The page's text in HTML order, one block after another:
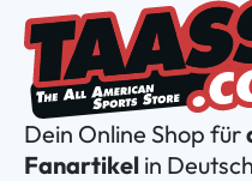
Dein Online Shop für
Fanartikel in